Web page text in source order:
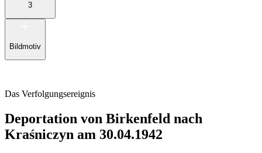
3
Bildmotiv
Das Verfolgungsereignis
Deportation von Birkenfeld nach
Kraśniczyn am 30.04.1942